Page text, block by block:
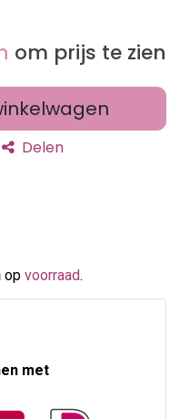
om prijs te zien
Delen
op voorraad.​
met